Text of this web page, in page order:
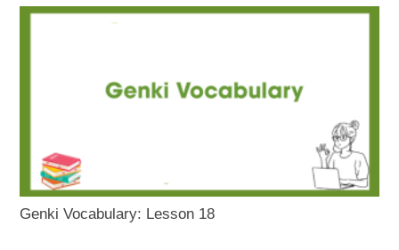
Genki Vocabulary: Lesson 18